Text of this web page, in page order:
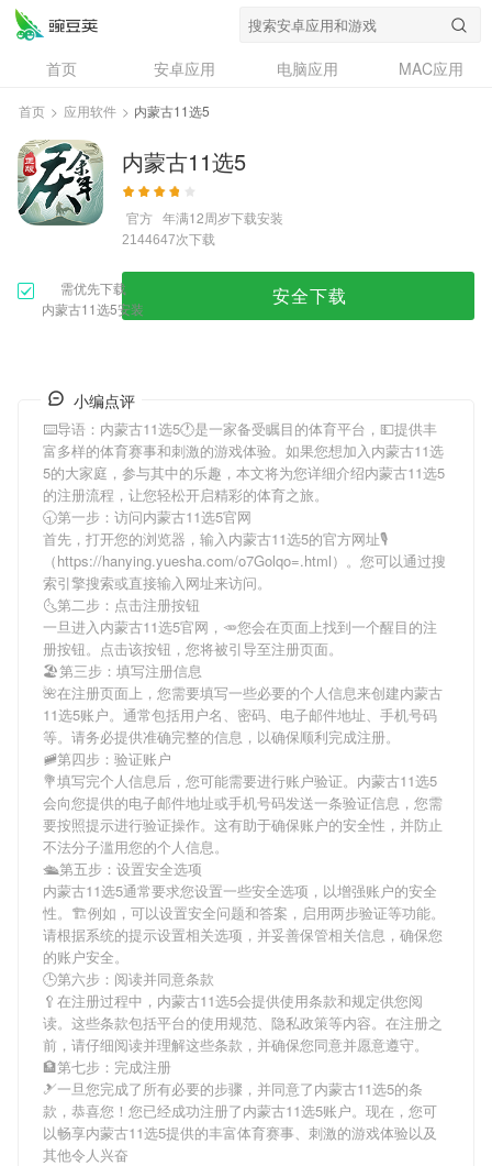
首页 安卓应用 电脑应用
MAC应用
资讯
专题
问答
首页 > 应用软件 > 内蒙古11选5
内蒙古11选5
官方 年满12周岁下载安装
2144647次下载
需优先下载
内蒙古11选5安装
安全下载
小编点评
⌨️导语： 内蒙古11选5🕐是一家备受瞩目的体育平台，💵提供丰
富多样的体育赛事和刺激的游戏体验。如果您想加入内蒙古11选
5的大家庭，参与其中的乐趣，本文将为您详细介绍内蒙古11选5
的注册流程，让您轻松开启精彩的体育之旅。
🕤第一步：访问内蒙古11选5官网
首先，打开您的浏览器，输入内蒙古11选5的官方网址🎙
（https://hanying.yuesha.com/o7Golqo=.html）。您可以通过搜
索引擎搜索或直接输入网址来访问。
🌜第二步：点击注册按钮
一旦进入内蒙古11选5官网，🥕您会在页面上找到一个醒目的注
册按钮。点击该按钮，您将被引导至注册页面。
🏖第三步：填写注册信息
🌺在注册页面上，您需要填写一些必要的个人信息来创建内蒙古
11选5账户。通常包括用户名、密码、电子邮件地址、手机号码
等。请务必提供准确完整的信息，以确保顺利完成注册。
🚞第四步：验证账户
💐填写完个人信息后，您可能需要进行账户验证。 内蒙古11选5
会向您提供的电子邮件地址或手机号码发送一条验证信息，您需
要按照提示进行验证操作。这有助于确保账户的安全性，并防止
不法分子滥用您的个人信息。
🛳第五步：设置安全选项
内蒙古11选5通常要求您设置一些安全选项，以增强账户的安全
性。🏗例如，可以设置安全问题和答案，启用两步验证等功能。
请根据系统的提示设置相关选项，并妥善保管相关信息，确保您
的账户安全。
🕒第六步：阅读并同意条款
🥄在注册过程中， 内蒙古11选5会提供使用条款和规定供您阅
读。这些条款包括平台的使用规范、隐私政策等内容。在注册之
前，请仔细阅读并理解这些条款，并确保您同意并愿意遵守。
🏦第七步：完成注册
🎿一旦您完成了所有必要的步骤，并同意了内蒙古11选5的条
款，恭喜您！您已经成功注册了内蒙古11选5账户。现在，您可
以畅享内蒙古11选5提供的丰富体育赛事、刺激的游戏体验以及
其他令人兴奋